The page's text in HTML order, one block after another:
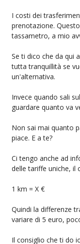
I costi dei
prenotazione.
tassametro, a mio
Se ti dico che da qui
tutta tranquillità se
un'alternativa.
Invece quando sali
guardare quanto va
Non sai mai quanto
piace. E a te?
Ci tengo anche ad
delle tariffe uniche, il
1 km = X €
Quindi la differenze
variare di 5 euro,
Il consiglio che ti do